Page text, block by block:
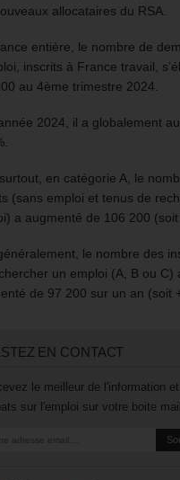
allocataires du RSA.
entière, le nombre de
inscrits à France travail,
au 4ème trimestre 2024.
2024, il a globalement
en catégorie A, le
(sans emploi et tenus de
a augmenté de 106 200 (soit
le nombre des
un emploi (A, B ou C)
de 97 200 sur un an (soit
EN CONTACT
le meilleur de l'information
sur l'emploi sur votre boite